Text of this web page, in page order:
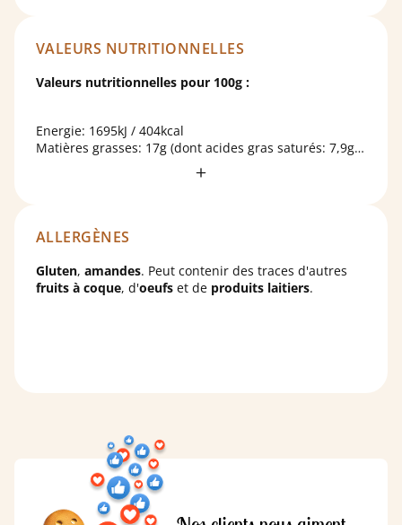
huile de palme totalement hydrogénée. *huile de
VALEURS NUTRITIONNELLES
Valeurs nutritionnelles pour 100g :
Energie: 1695kJ / 404kcal
Matières grasses: 17g (dont acides gras saturés: 7,9g)
Glucides: 57g (dont sucres: 36g)
ALLERGÈNES
Gluten, amandes. Peut contenir des traces d'autres
fruits à coque, d'oeufs et de produits laitiers.